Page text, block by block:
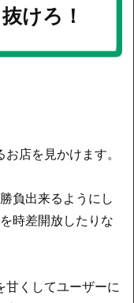
けろ！
店を見かけます。
負出来るようにし
時差開放したりな
甘くしてユーザーに